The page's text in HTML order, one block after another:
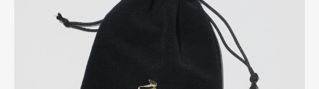
Art&Design WatchFashion